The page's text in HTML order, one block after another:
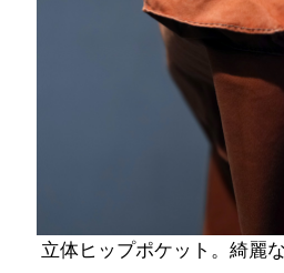
立体ヒップポケット。綺麗